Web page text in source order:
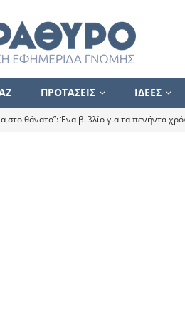
ΠΡΟΤΑΣΕΙΣ ΙΔΕΕΣ
στο θάνατο”: Ένα βιβλίο για τα πενήντα